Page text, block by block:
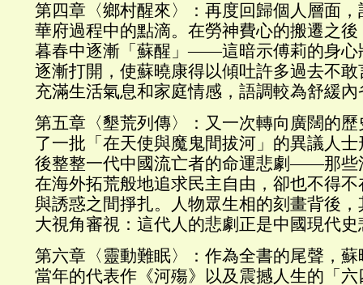
第四章〈鄉村醒來〉：再度回歸個人層面
華府過程中的點滴。在勞神費心的搬遷之
暮春中逐漸「蘇醒」——這暗示傅莉的身心
逐漸打開，使蘇曉康得以傾吐許多過去不
充滿生活氣息和家庭情感，語調較為舒緩內
第五章〈墾荒列傳〉：又一次轉向廣闊的
了一批「在天使與魔鬼間拔河」的異議人
後整整一代中國流亡者的命運悲劇——那些
在海外拓荒般地追求民主自由，卻也不得
與誘惑之間掙扎。人物眾生相的刻畫背後
大視角審視：這代人的悲劇正是中國現代
第六章〈靈動難眠〉：作為全書的尾聲，
當年的代表作《河殤》以及震撼人生的「